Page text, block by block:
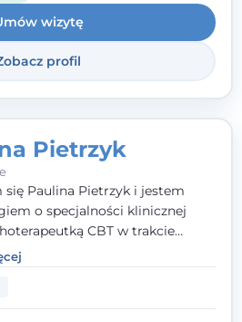
wizytę
profil
Pietrzyk
się Paulina Pietrzyk i jestem
o specjalności klinicznej
CBT w trakcie
z dorosłymi, którzy
w trudnych momentach -
lęku, przewlekłego stresu,
obniżonego nastroju,